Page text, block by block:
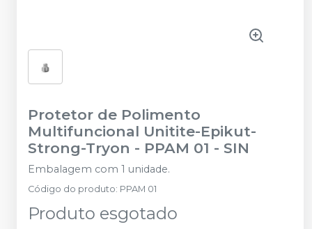
Protetor de Polimento
Multifuncional Unitite-Epikut-
Strong-Tryon - PPAM 01 - SIN
Embalagem com 1 unidade.
Código do produto: PPAM 01
Produto esgotado